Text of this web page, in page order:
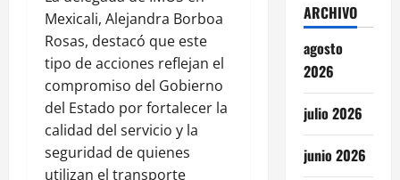
Mexicali, Alejandra Borboa
Rosas, destacó que este
tipo de acciones reflejan el
compromiso del Gobierno
del Estado por fortalecer la
calidad del servicio y la
seguridad de quienes
utilizan el transporte
ARCHIVO
agosto
2026
julio 2026
junio 2026